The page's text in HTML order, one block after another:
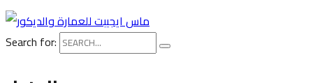
Search for: